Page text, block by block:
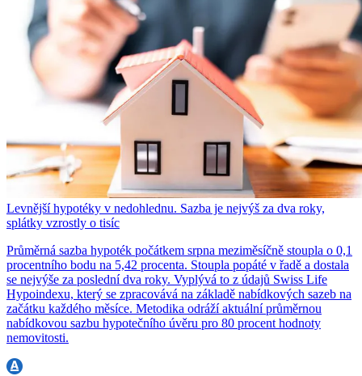
Levnější hypotéky v nedohlednu. Sazba je nejvýš za dva roky,
splátky vzrostly o tisíc
Průměrná sazba hypoték počátkem srpna meziměsíčně stoupla o 0,1
procentního bodu na 5,42 procenta. Stoupla popáté v řadě a dostala
se nejvýše za poslední dva roky. Vyplývá to z údajů Swiss Life
Hypoindexu, který se zpracovává na základě nabídkových sazeb na
začátku každého měsíce. Metodika odráží aktuální průměrnou
nabídkovou sazbu hypotečního úvěru pro 80 procent hodnoty
nemovitosti.